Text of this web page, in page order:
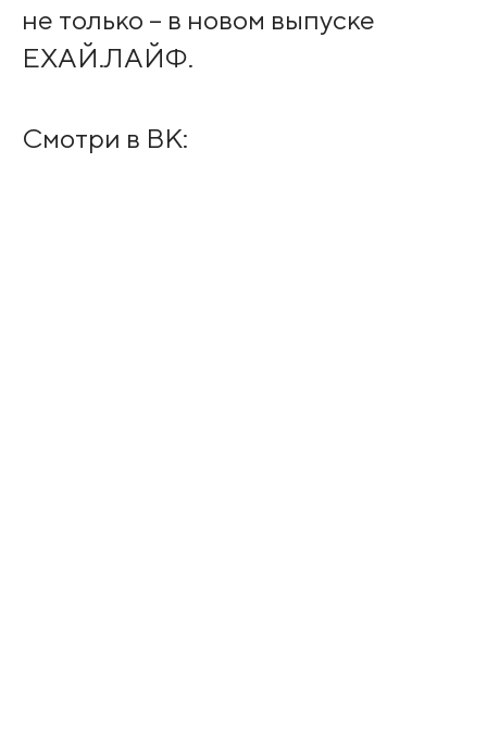
не только – в новом выпуске
ЕХАЙ.ЛАЙФ.
Смотри в ВК: